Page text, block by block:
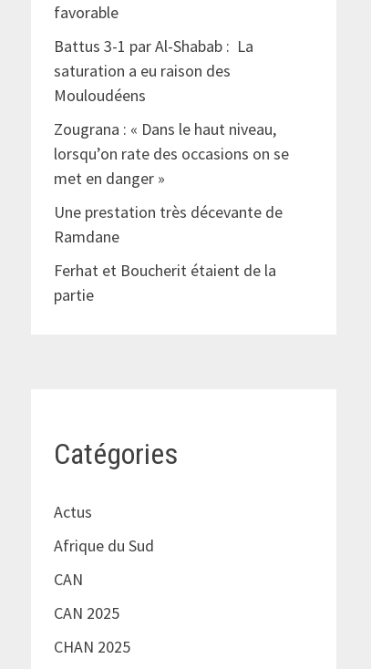
favorable
Battus 3-1 par Al-Shabab : La
saturation a eu raison des
Mouloudéens
Zougrana : « Dans le haut niveau,
lorsqu’on rate des occasions on se
met en danger »
Une prestation très décevante de
Ramdane
Ferhat et Boucherit étaient de la
partie
Catégories
Actus
Afrique du Sud
CAN
CAN 2025
CHAN 2025